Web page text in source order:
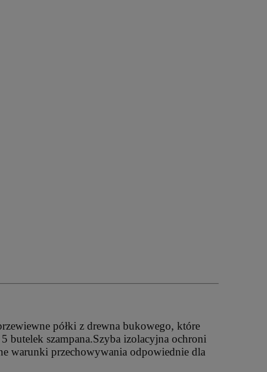
półki z drewna bukowego, które
butelek szampana.Szyba izolacyjna ochroni
warunki przechowywania odpowiednie dla